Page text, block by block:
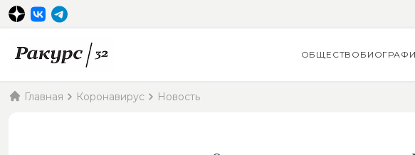
ОБЩЕСТВО
Главная Коронавирус Новость